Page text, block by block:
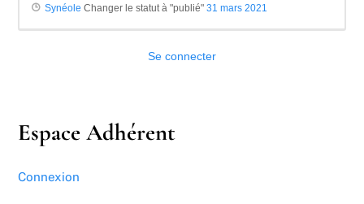
Synéole Changer le statut à "publié"31 mars 2021
Se connecter
Espace Adhérent
Connexion